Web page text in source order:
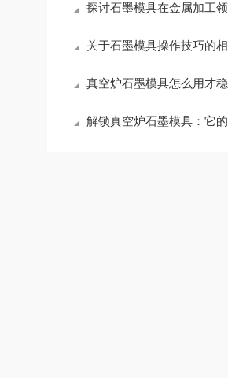
探讨石墨模具在金属加工领域的应用
关于石墨模具操作技巧的相关介绍
真空炉石墨模具怎么用才稳？这几点注意事项，越早知道越省心
解锁真空炉石墨模具：它的应用版图，远超你想象